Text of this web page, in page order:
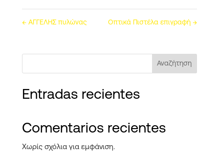
←ΑΓΓΕΛΗΣ πυλώνας Οπτικά Πιστέλα επιγραφή→
Αναζήτηση
Entradas recientes
Comentarios recientes
Χωρίς σχόλια για εμφάνιση.